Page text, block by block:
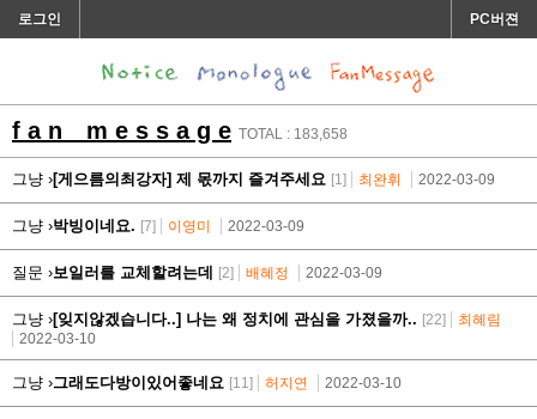
로그인 PC버젼
f a n m e s s a g e TOTAL : 183,658
그냥 ›[게으름의최강자] 제 몫까지 즐겨주세요 [1] 최완휘 2022-03-09
그냥 ›박빙이네요. [7] 이영미 2022-03-09
질문 ›보일러를 교체할려는데 [2] 배혜정 2022-03-09
그냥 ›[잊지않겠습니다..] 나는 왜 정치에 관심을 가졌을까.. [22]
최혜림
2022-03-10
그냥 ›그래도다방이있어좋네요 [11] 허지연 2022-03-10